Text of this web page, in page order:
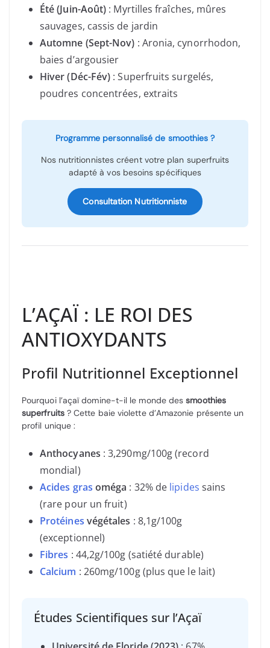
Été (Juin-Août) : Myrtilles fraîches, mûres
sauvages, cassis de jardin
Automne (Sept-Nov) : Aronia, cynorrhodon,
baies d’argousier
Hiver (Déc-Fév) : Superfruits surgelés,
poudres concentrées, extraits
Programme personnalisé de smoothies ?
Nos nutritionnistes créent votre plan superfruits
adapté à vos besoins spécifiques
Consultation Nutritionniste
L’AÇAÏ : LE ROI DES
ANTIOXYDANTS
Profil Nutritionnel Exceptionnel
Pourquoi l’açaï domine-t-il le monde dessmoothies
superfruits? Cette baie violette d’Amazonie présente un
profil unique :
Anthocyanes : 3,290mg/100g (record
mondial)
Acides gras oméga : 32% de lipides sains
(rare pour un fruit)
Protéines végétales : 8,1g/100g
(exceptionnel)
Fibres : 44,2g/100g (satiété durable)
Calcium : 260mg/100g (plus que le lait)
Études Scientifiques sur l’Açaï